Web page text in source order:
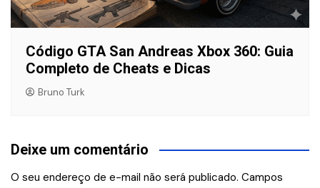
Código GTA San Andreas Xbox 360: Guia
Completo de Cheats e Dicas
Bruno Turk
Deixe um comentário
O seu endereço de e-mail não será publicado. Campos